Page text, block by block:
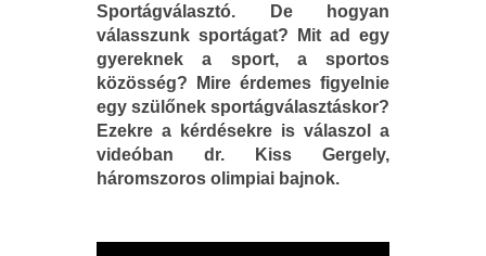
Sportágválasztó. De hogyan
válasszunk sportágat? Mit ad egy
gyereknek a sport, a sportos
közösség? Mire érdemes figyelnie
egy szülőnek sportágválasztáskor?
Ezekre a kérdésekre is válaszol a
videóban dr. Kiss Gergely,
háromszoros olimpiai bajnok.